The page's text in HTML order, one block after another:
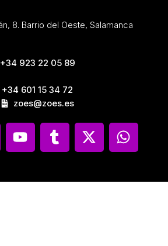
8. Barrio del Oeste, Salamanca
+34 923 22 05 89
+34 601 15 34 72
zoes@zoes.es